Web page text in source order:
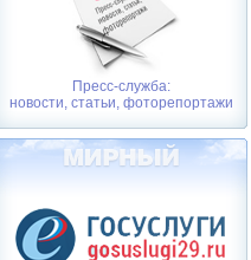
Пресс-служба:
новости, статьи, фоторепортажи